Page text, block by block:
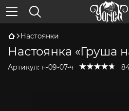
Настоянки
Настоянка «Груша
Артикул: н-09-07-ч